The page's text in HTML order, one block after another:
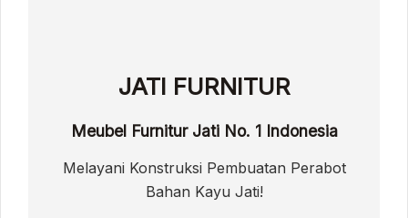
JATI FURNITUR
Meubel Furnitur Jati No. 1 Indonesia
Melayani Konstruksi Pembuatan Perabot
Bahan Kayu Jati!